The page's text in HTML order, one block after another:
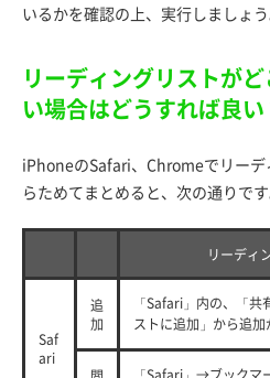
いるかを確認の上、実行しましょう
リーディングリストが
い場合はどうすれば良い
iPhoneのSafari、Chromeでリー
らためてまとめると、次の通りです
リーディ
Saf
ari
追
加
「Safari」内の、「
ストに追加」から追加
「Safari」→ブックマ